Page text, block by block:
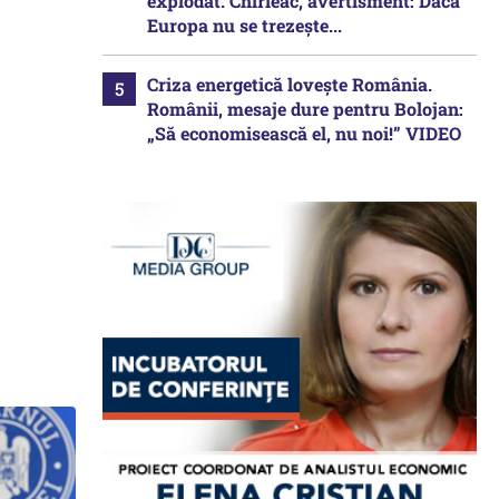
Europa nu se trezește...
Criza energetică lovește România.
Românii, mesaje dure pentru Bolojan:
„Să economisească el, nu noi!” VIDEO